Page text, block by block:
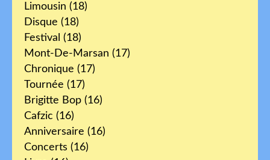
Limousin (18)
Disque (18)
Festival (18)
Mont-De-Marsan (17)
Chronique (17)
Tournée (17)
Brigitte Bop (16)
Cafzic (16)
Anniversaire (16)
Concerts (16)